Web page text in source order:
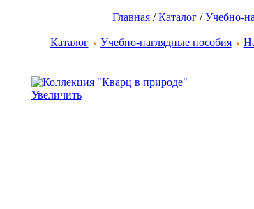
Главная /Каталог /Учебно-
Каталог Учебно-наглядные пособия
Увеличить